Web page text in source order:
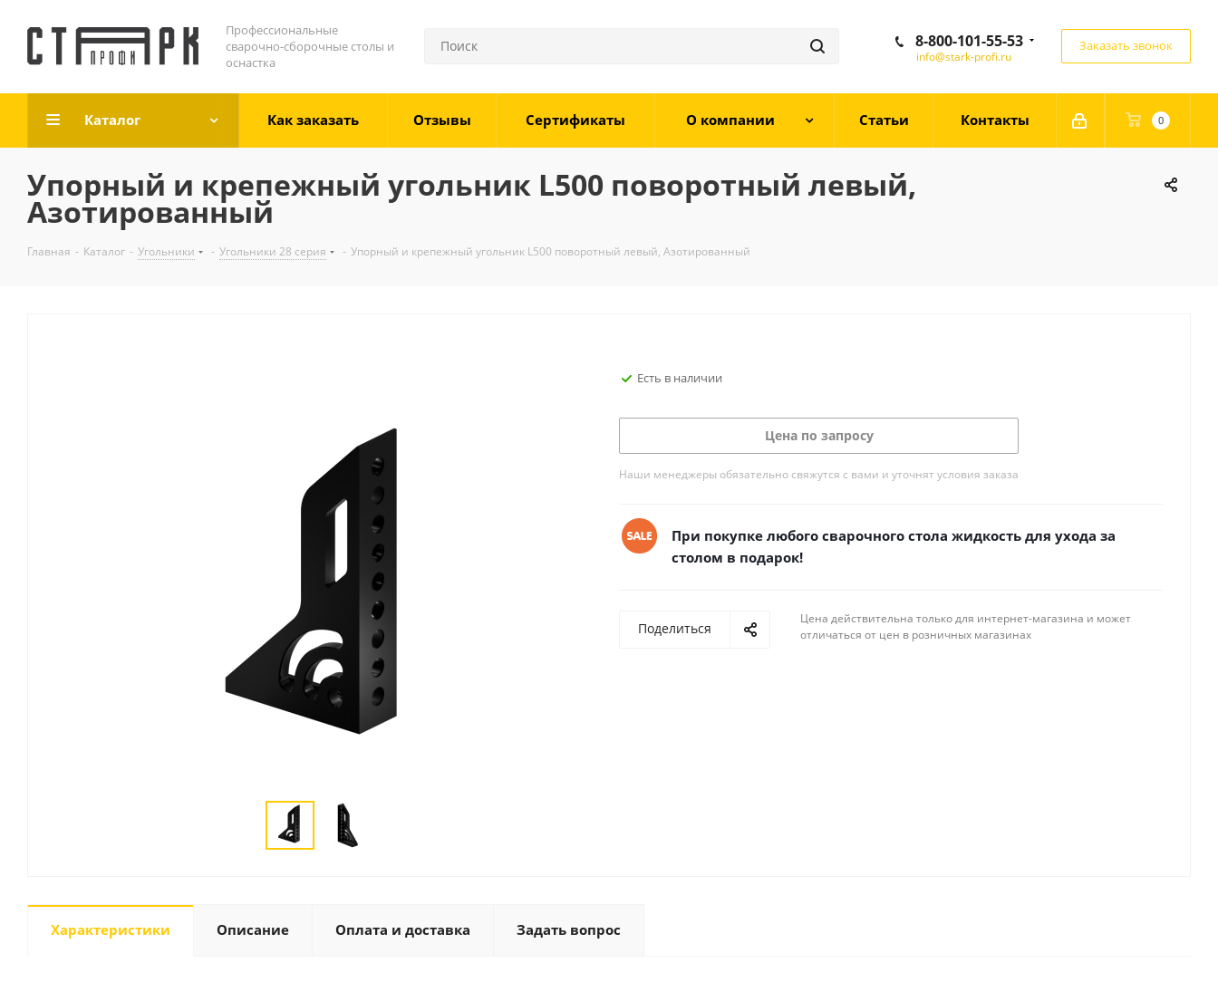
Профессиональные
сварочно-сборочные столы и
оснастка
8-800-101-55-53
info@stark-profi.ru
Заказать звонок
0
Каталог Как заказать Отзывы Сертификаты О компании Статьи Контакты
Упорный и крепежный угольник L500 поворотный левый,
Азотированный
Главная - Каталог - Угольники - Угольники 28 серия - Упорный и крепежный угольник L500 поворотный левый, Азотированный
Есть в наличии
Цена по запросу
Наши менеджеры обязательно свяжутся с вами и уточнят условия заказа
При покупке любого сварочного стола жидкость для ухода за
столом в подарок!
Поделиться
Цена действительна только для интернет-магазина и может
отличаться от цен в розничных магазинах
Характеристики Описание Оплата и доставка Задать вопрос